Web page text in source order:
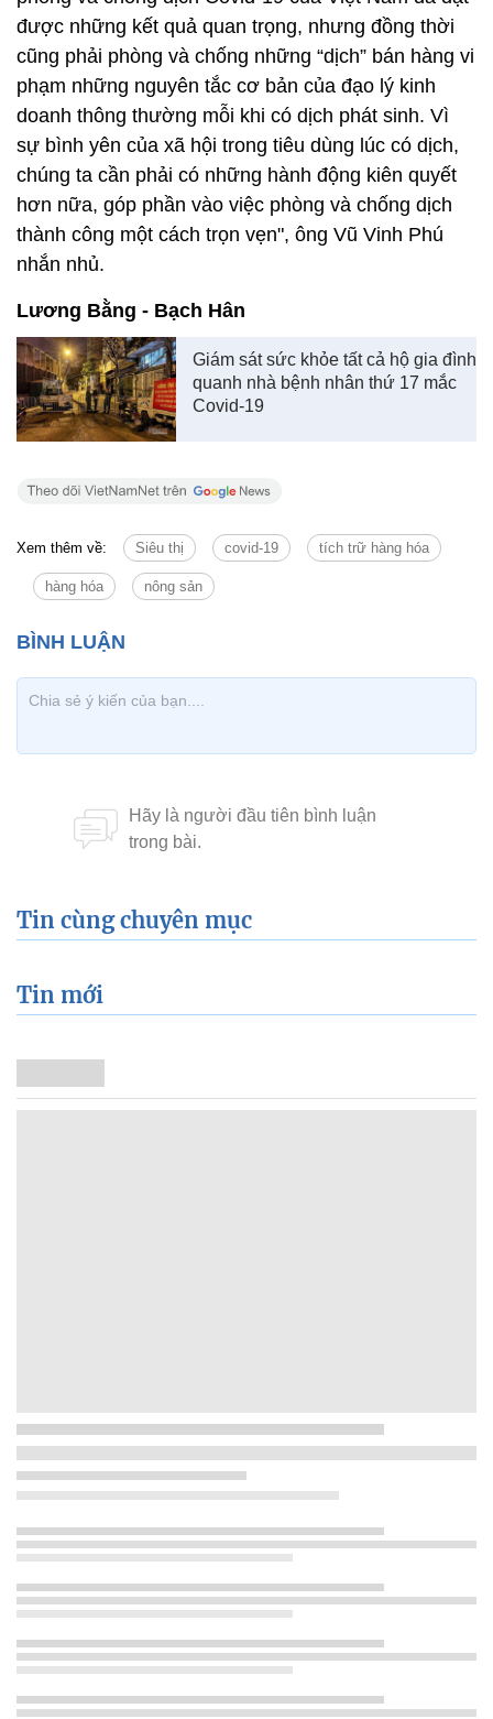
được những kết quả quan trọng, nhưng đồng thời
cũng phải phòng và chống những “dịch” bán hàng vi
phạm những nguyên tắc cơ bản của đạo lý kinh
doanh thông thường mỗi khi có dịch phát sinh. Vì
sự bình yên của xã hội trong tiêu dùng lúc có dịch,
chúng ta cần phải có những hành động kiên quyết
hơn nữa, góp phần vào việc phòng và chống dịch
thành công một cách trọn vẹn", ông Vũ Vinh Phú
nhắn nhủ.
Lương Bằng - Bạch Hân
Giám sát sức khỏe tất cả hộ gia đình
quanh nhà bệnh nhân thứ 17 mắc
Covid-19
Xem thêm về: Siêu thị covid-19 tích trữ hàng hóa
hàng hóa nông sản
Tin cùng chuyên mục
Tin mới